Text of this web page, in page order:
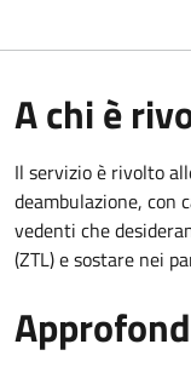
A chi è
Il servizio è rivolto
deambulazione, con
vedenti che
(ZTL) e sostare nei